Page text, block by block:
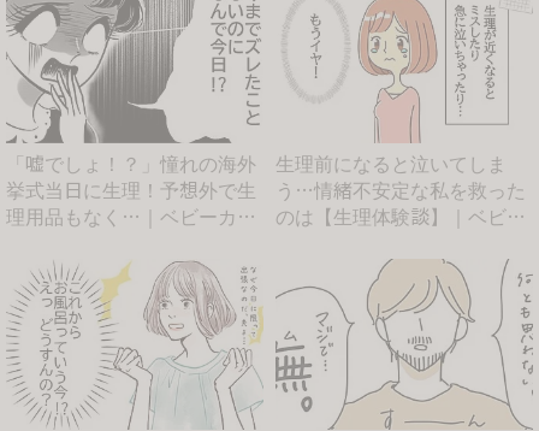
「嘘でしょ！？」憧れの海外
挙式当日に生理！予想外で生
理用品もなく…｜ベビーカレ
生理前になると泣いてしま
う…情緒不安定な私を救った
のは【生理体験談】｜ベビー